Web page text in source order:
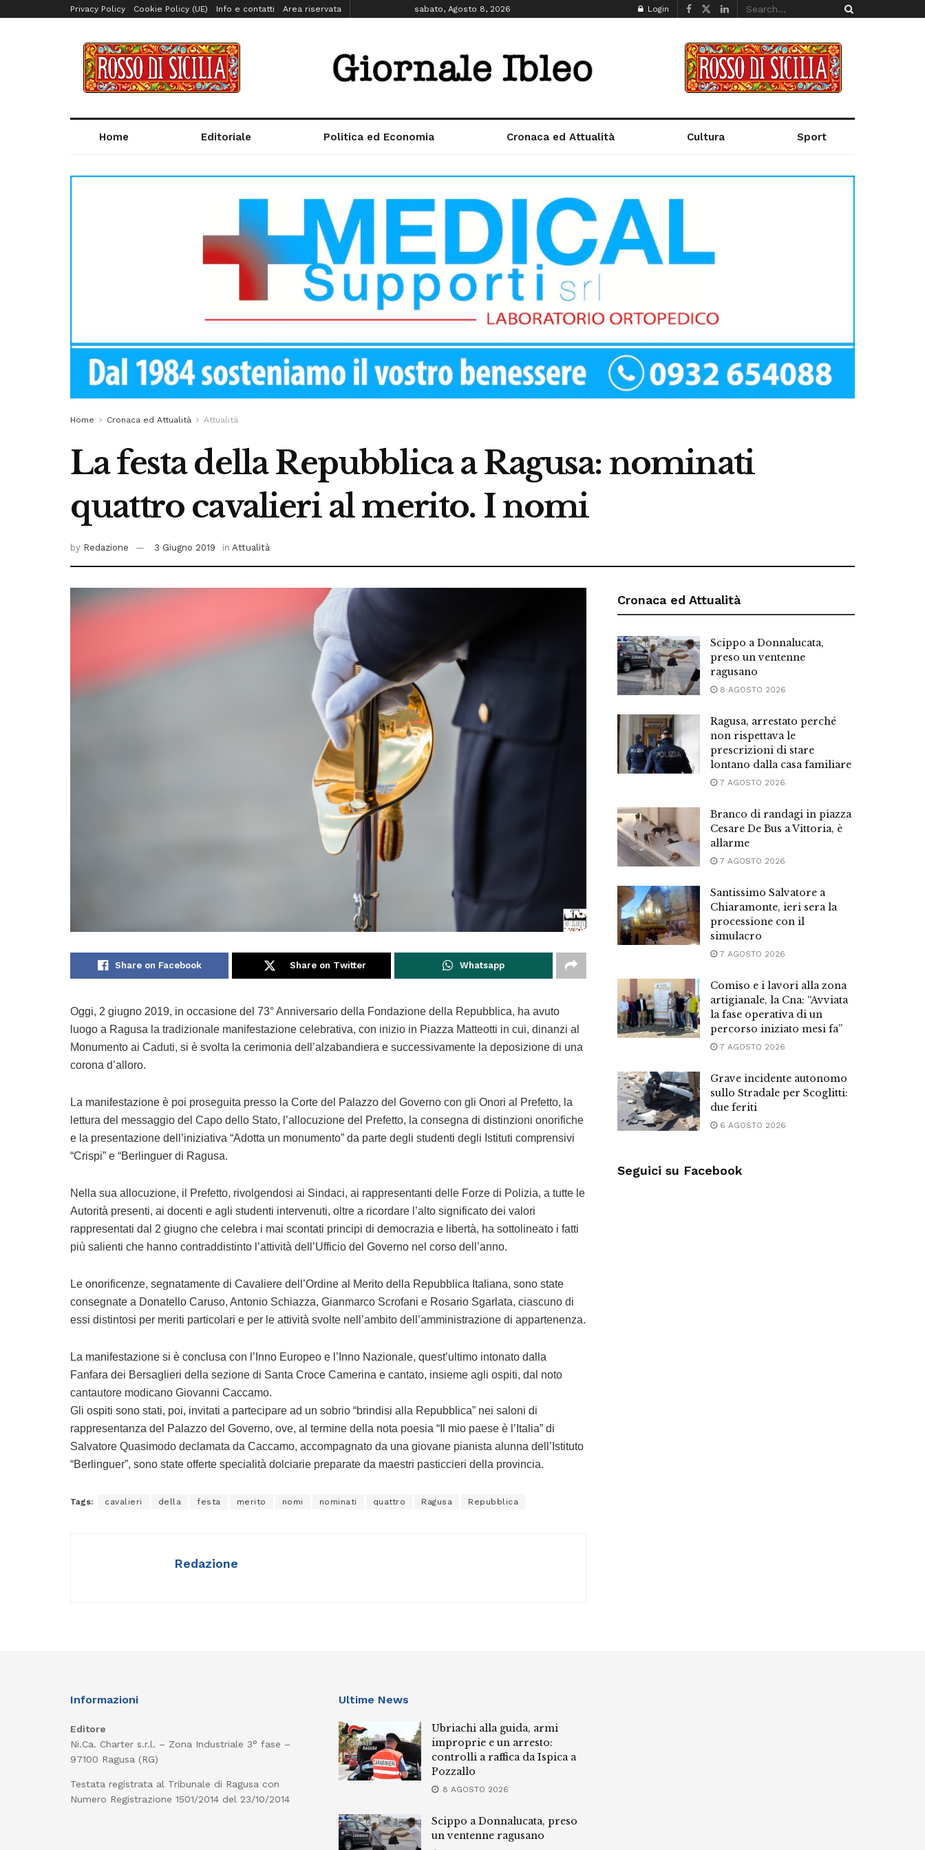
Privacy Policy Cookie Policy (UE) Info e contatti Area riservata sabato, Agosto 8, 2026 Login
Home Editoriale Politica ed Economia Cronaca ed Attualità Cultura Sport
Home Cronaca ed Attualità Attualità
La festa della Repubblica a Ragusa: nominati
quattro cavalieri al merito. I nomi
by Redazione 3 Giugno 2019 in Attualità
Share on Facebook Share on Twitter Whatsapp
Oggi, 2 giugno 2019, in occasione del 73° Anniversario della Fondazione della Repubblica, ha avuto
luogo a Ragusa la tradizionale manifestazione celebrativa, con inizio in Piazza Matteotti in cui, dinanzi al
Monumento ai Caduti, si è svolta la cerimonia dell’alzabandiera e successivamente la deposizione di una
corona d’alloro.
La manifestazione è poi proseguita presso la Corte del Palazzo del Governo con gli Onori al Prefetto, la
lettura del messaggio del Capo dello Stato, l’allocuzione del Prefetto, la consegna di distinzioni onorifiche
e la presentazione dell’iniziativa “Adotta un monumento” da parte degli studenti degli Istituti comprensivi
“Crispi” e “Berlinguer di Ragusa.
Nella sua allocuzione, il Prefetto, rivolgendosi ai Sindaci, ai rappresentanti delle Forze di Polizia, a tutte le
Autorità presenti, ai docenti e agli studenti intervenuti, oltre a ricordare l’alto significato dei valori
rappresentati dal 2 giugno che celebra i mai scontati principi di democrazia e libertà, ha sottolineato i fatti
più salienti che hanno contraddistinto l’attività dell’Ufficio del Governo nel corso dell’anno.
Le onorificenze, segnatamente di Cavaliere dell’Ordine al Merito della Repubblica Italiana, sono state
consegnate a Donatello Caruso, Antonio Schiazza, Gianmarco Scrofani e Rosario Sgarlata, ciascuno di
essi distintosi per meriti particolari e per le attività svolte nell’ambito dell’amministrazione di appartenenza.
La manifestazione si è conclusa con l’Inno Europeo e l’Inno Nazionale, quest’ultimo intonato dalla
Fanfara dei Bersaglieri della sezione di Santa Croce Camerina e cantato, insieme agli ospiti, dal noto
cantautore modicano Giovanni Caccamo.
Gli ospiti sono stati, poi, invitati a partecipare ad un sobrio “brindisi alla Repubblica” nei saloni di
rappresentanza del Palazzo del Governo, ove, al termine della nota poesia “Il mio paese è l’Italia” di
Salvatore Quasimodo declamata da Caccamo, accompagnato da una giovane pianista alunna dell’Istituto
“Berlinguer”, sono state offerte specialità dolciarie preparate da maestri pasticcieri della provincia.
Tags: cavalieri della festa merito nomi nominati quattro Ragusa Repubblica
Redazione
Cronaca ed Attualità
Scippo a Donnalucata,
preso un ventenne
ragusano
8 AGOSTO 2026
Ragusa, arrestato perché
non rispettava le
prescrizioni di stare
lontano dalla casa familiare
7 AGOSTO 2026
Branco di randagi in piazza
Cesare De Bus a Vittoria, è
allarme
7 AGOSTO 2026
Santissimo Salvatore a
Chiaramonte, ieri sera la
processione con il
simulacro
7 AGOSTO 2026
Comiso e i lavori alla zona
artigianale, la Cna: “Avviata
la fase operativa di un
percorso iniziato mesi fa”
7 AGOSTO 2026
Grave incidente autonomo
sullo Stradale per Scoglitti:
due feriti
6 AGOSTO 2026
Seguici su Facebook
Informazioni
Editore
Ni.Ca. Charter s.r.l. – Zona Industriale 3° fase –
97100 Ragusa (RG)
Testata registrata al Tribunale di Ragusa con
Numero Registrazione 1501/2014 del 23/10/2014
Ultime News
Ubriachi alla guida, armi
improprie e un arresto:
controlli a raffica da Ispica a
Pozzallo
8 AGOSTO 2026
Scippo a Donnalucata, preso
un ventenne ragusano